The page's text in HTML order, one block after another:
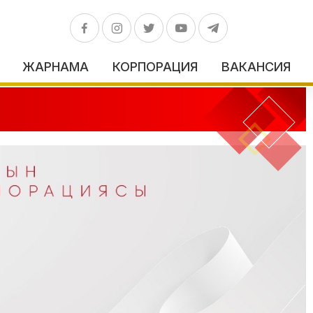
ЖАРНАМА КОРПОРАЦИЯ ВАКАНСИЯ